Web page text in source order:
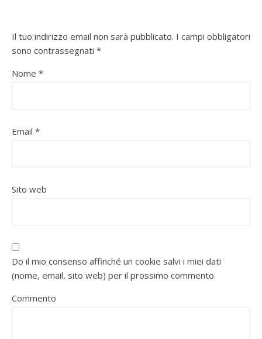
Il tuo indirizzo email non sarà pubblicato. I campi obbligatori
sono contrassegnati *
Nome *
Email *
Sito web
Do il mio consenso affinché un cookie salvi i miei dati
(nome, email, sito web) per il prossimo commento.
Commento